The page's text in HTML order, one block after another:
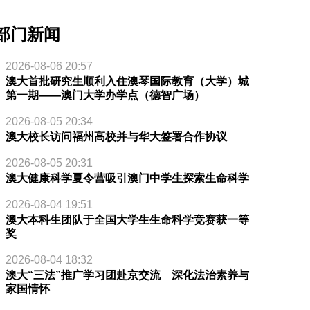
门新闻
2026-08-06 20:57
澳大首批研究生顺利入住澳琴国际教育（大学）城
第一期——澳门大学办学点（德智广场）
2026-08-05 20:34
澳大校长访问福州高校并与华大签署合作协议
2026-08-05 20:31
澳大健康科学夏令营吸引澳门中学生探索生命科学
2026-08-04 19:51
澳大本科生团队于全国大学生生命科学竞赛获一等
奖
2026-08-04 18:32
澳大“三法”推广学习团赴京交流 深化法治素养与
家国情怀